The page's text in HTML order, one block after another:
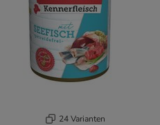
24 Varianten